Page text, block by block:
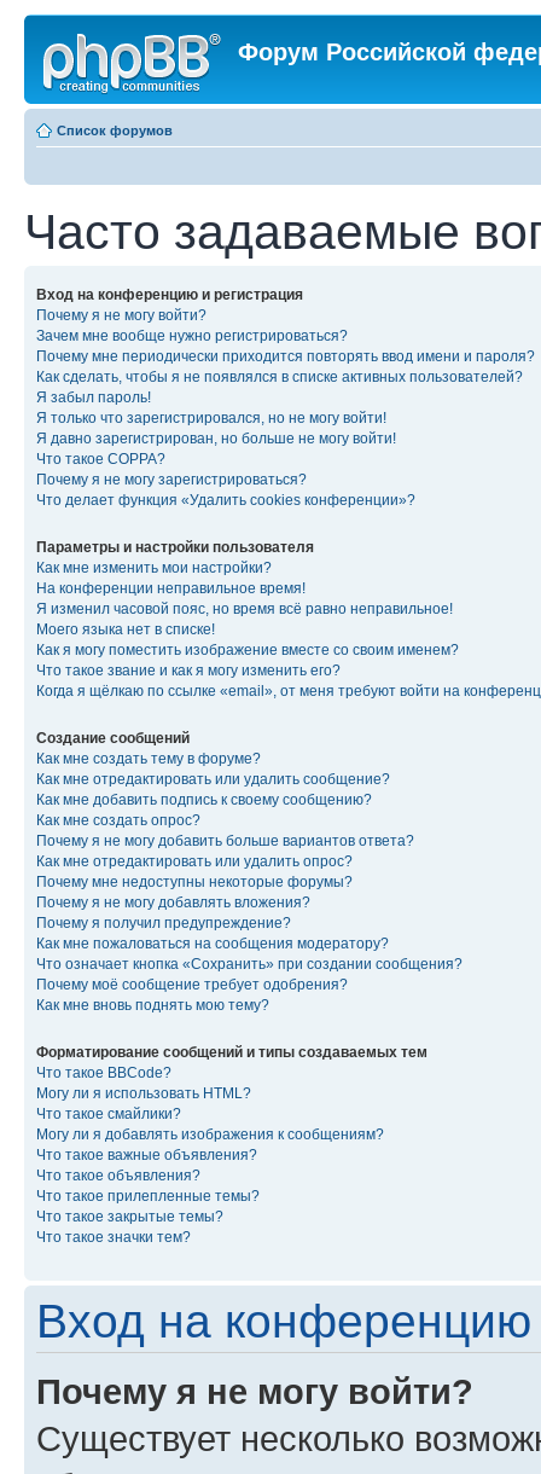
Форум Российской
Список форумов
Часто задаваемые
Вход на конференцию и регистрация
Почему я не могу войти?
Зачем мне вообще нужно регистрироваться?
Почему мне периодически приходится повторять ввод имени и пароля?
Как сделать, чтобы я не появлялся в списке активных пользователей?
Я забыл пароль!
Я только что зарегистрировался, но не могу войти!
Я давно зарегистрирован, но больше не могу войти!
Что такое COPPA?
Почему я не могу зарегистрироваться?
Что делает функция «Удалить cookies конференции»?
Параметры и настройки пользователя
Как мне изменить мои настройки?
На конференции неправильное время!
Я изменил часовой пояс, но время всё равно неправильное!
Моего языка нет в списке!
Как я могу поместить изображение вместе со своим именем?
Что такое звание и как я могу изменить его?
Когда я щёлкаю по ссылке «email», от меня требуют войти на
Создание сообщений
Как мне создать тему в форуме?
Как мне отредактировать или удалить сообщение?
Как мне добавить подпись к своему сообщению?
Как мне создать опрос?
Почему я не могу добавить больше вариантов ответа?
Как мне отредактировать или удалить опрос?
Почему мне недоступны некоторые форумы?
Почему я не могу добавлять вложения?
Почему я получил предупреждение?
Как мне пожаловаться на сообщения модератору?
Что означает кнопка «Сохранить» при создании сообщения?
Почему моё сообщение требует одобрения?
Как мне вновь поднять мою тему?
Форматирование сообщений и типы создаваемых тем
Что такое BBCode?
Могу ли я использовать HTML?
Что такое смайлики?
Могу ли я добавлять изображения к сообщениям?
Что такое важные объявления?
Что такое объявления?
Что такое прилепленные темы?
Что такое закрытые темы?
Что такое значки тем?
Вход на конференцию
Почему я не могу войти?
Существует несколько